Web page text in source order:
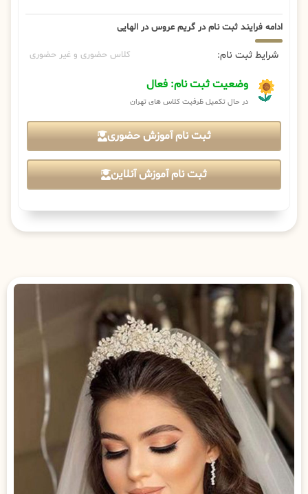
ادامه فرایند ثبت نام در گریم عروس در الهایی
شرایط ثبت نام: کلاس حضوری و غیر حضوری
وضعیت ثبت نام: فعال
در حال تکمیل ظرفیت کلاس های تهران
ثبت نام آموزش حضوری
ثبت نام آموزش آنلاین